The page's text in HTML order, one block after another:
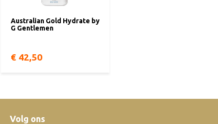
Australian Gold Hydrate by
G Gentlemen
€ 42,50
Volg ons